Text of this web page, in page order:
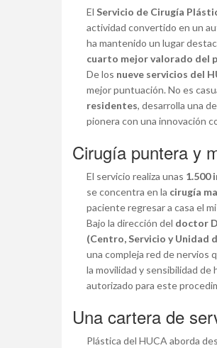
El Servicio de Cirugía
actividad convertido en un
ha mantenido un lugar
cuarto mejor valorado del
De los nueve servicios del
mejor puntuación. No es
residentes, desarrolla una
pionera con una innovación
Cirugía puntera y
El servicio realiza unas 1.500
se concentra en la cirugía
paciente regresar a casa el
Bajo la dirección del doctor
(Centro, Servicio y Unidad
una compleja red de nervios
la movilidad y sensibilidad de
autorizado para este
Una cartera de
Plástica del HUCA aborda